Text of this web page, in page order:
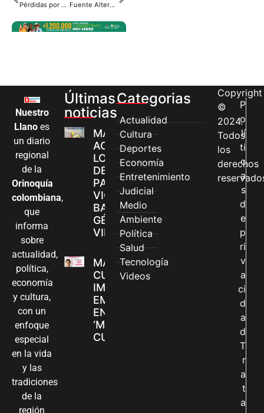
Pérdidas por 1.200 millones de pesos en Terminal de Transporte Fuente Alterna de Captación de Agua es una Realidad
Nuestro
Llano es
un diario
regional
de la
Orinoquía
colombiana,
que
informa
sobre
actualidad,
política,
economía
y cultura,
con un
enfoque
especial
en la vida
y las
tradiciones
de la
región
Últimas
noticias
MÁS MUJERES
ACCEDEN A
LOS CANALES
DE ATENCIÓN
PARA
VIOLENCIAS
BASADAS EN
GÉNERO EN
VILLAVICENCIO
MADRES
CUIDADORAS
IMPULSAN SUS
EMPRENDIMIENTOS
EN LA FERIA
‘MANOS QUE
CUIDAN Y CREAN’
Categorias
Actualidad
Cultura
Deportes
Economía
Entretenimiento
Judicial
Medio
Ambiente
Política
Salud
Tecnología
Videos
Copyright
©
2024.
Todos
los
derechos
P
o
lí
ti
c
a
s
d
e
p
ri
v
a
ci
d
a
d
T
r
a
t
a